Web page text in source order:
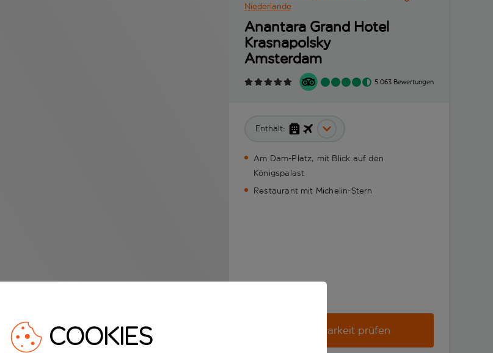
Niederlande
Anantara Grand Hotel
Krasnapolsky
Amsterdam
5.063 Bewertungen
Enthält:
Am Dam-Platz, mit Blick auf den
Königspalast
Restaurant mit Michelin-Stern
Verfügbarkeit prüfen
COOKIES